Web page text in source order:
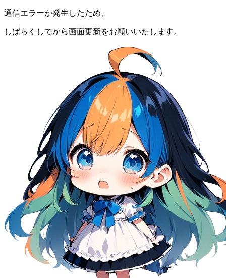
通信エラーが発生したため、
しばらくしてから画面更新をお願いいたします。